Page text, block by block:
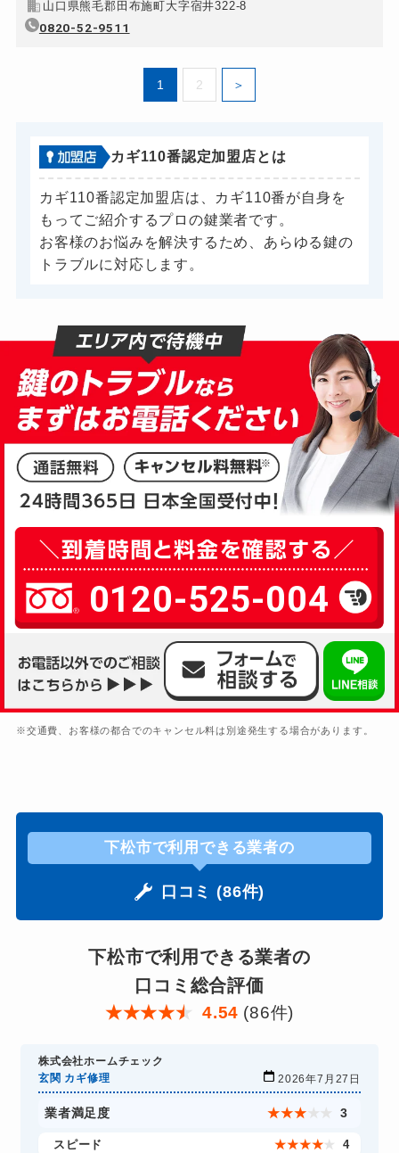
山口県熊毛郡田布施町大字宿井322-8
0820-52-9511
1 2
カギ110番認定加盟店とは
カギ110番認定加盟店は、カギ110番が自身を
もってご紹介するプロの鍵業者です。
お客様のお悩みを解決するため、あらゆる鍵の
トラブルに対応します。
0120-525-004
※交通費、お客様の都合でのキャンセル料は別途発生する場合があります。
下松市で利用できる業者の
口コミ (86件)
下松市で利用できる業者の
口コミ総合評価
★★★★★ 4.54 (86件)
株式会社ホームチェック
玄関 カギ修理
2026年7月27日
業者満足度 ★★★ ★ ★ 3
スピード ★★★★★ 4